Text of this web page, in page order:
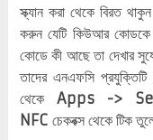
স্ক্যান করা থেকে বিরত
করুন যেটি কিউআর
কোডে কী আছে তা দেখার
তাদের এনএফসি
থেকেApps ->
NFC চেকবক্স থেকে টিক